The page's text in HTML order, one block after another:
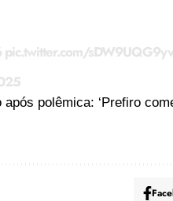
pic.twitter.com/sDW9UQG9yv
polêmica: ‘Prefiro